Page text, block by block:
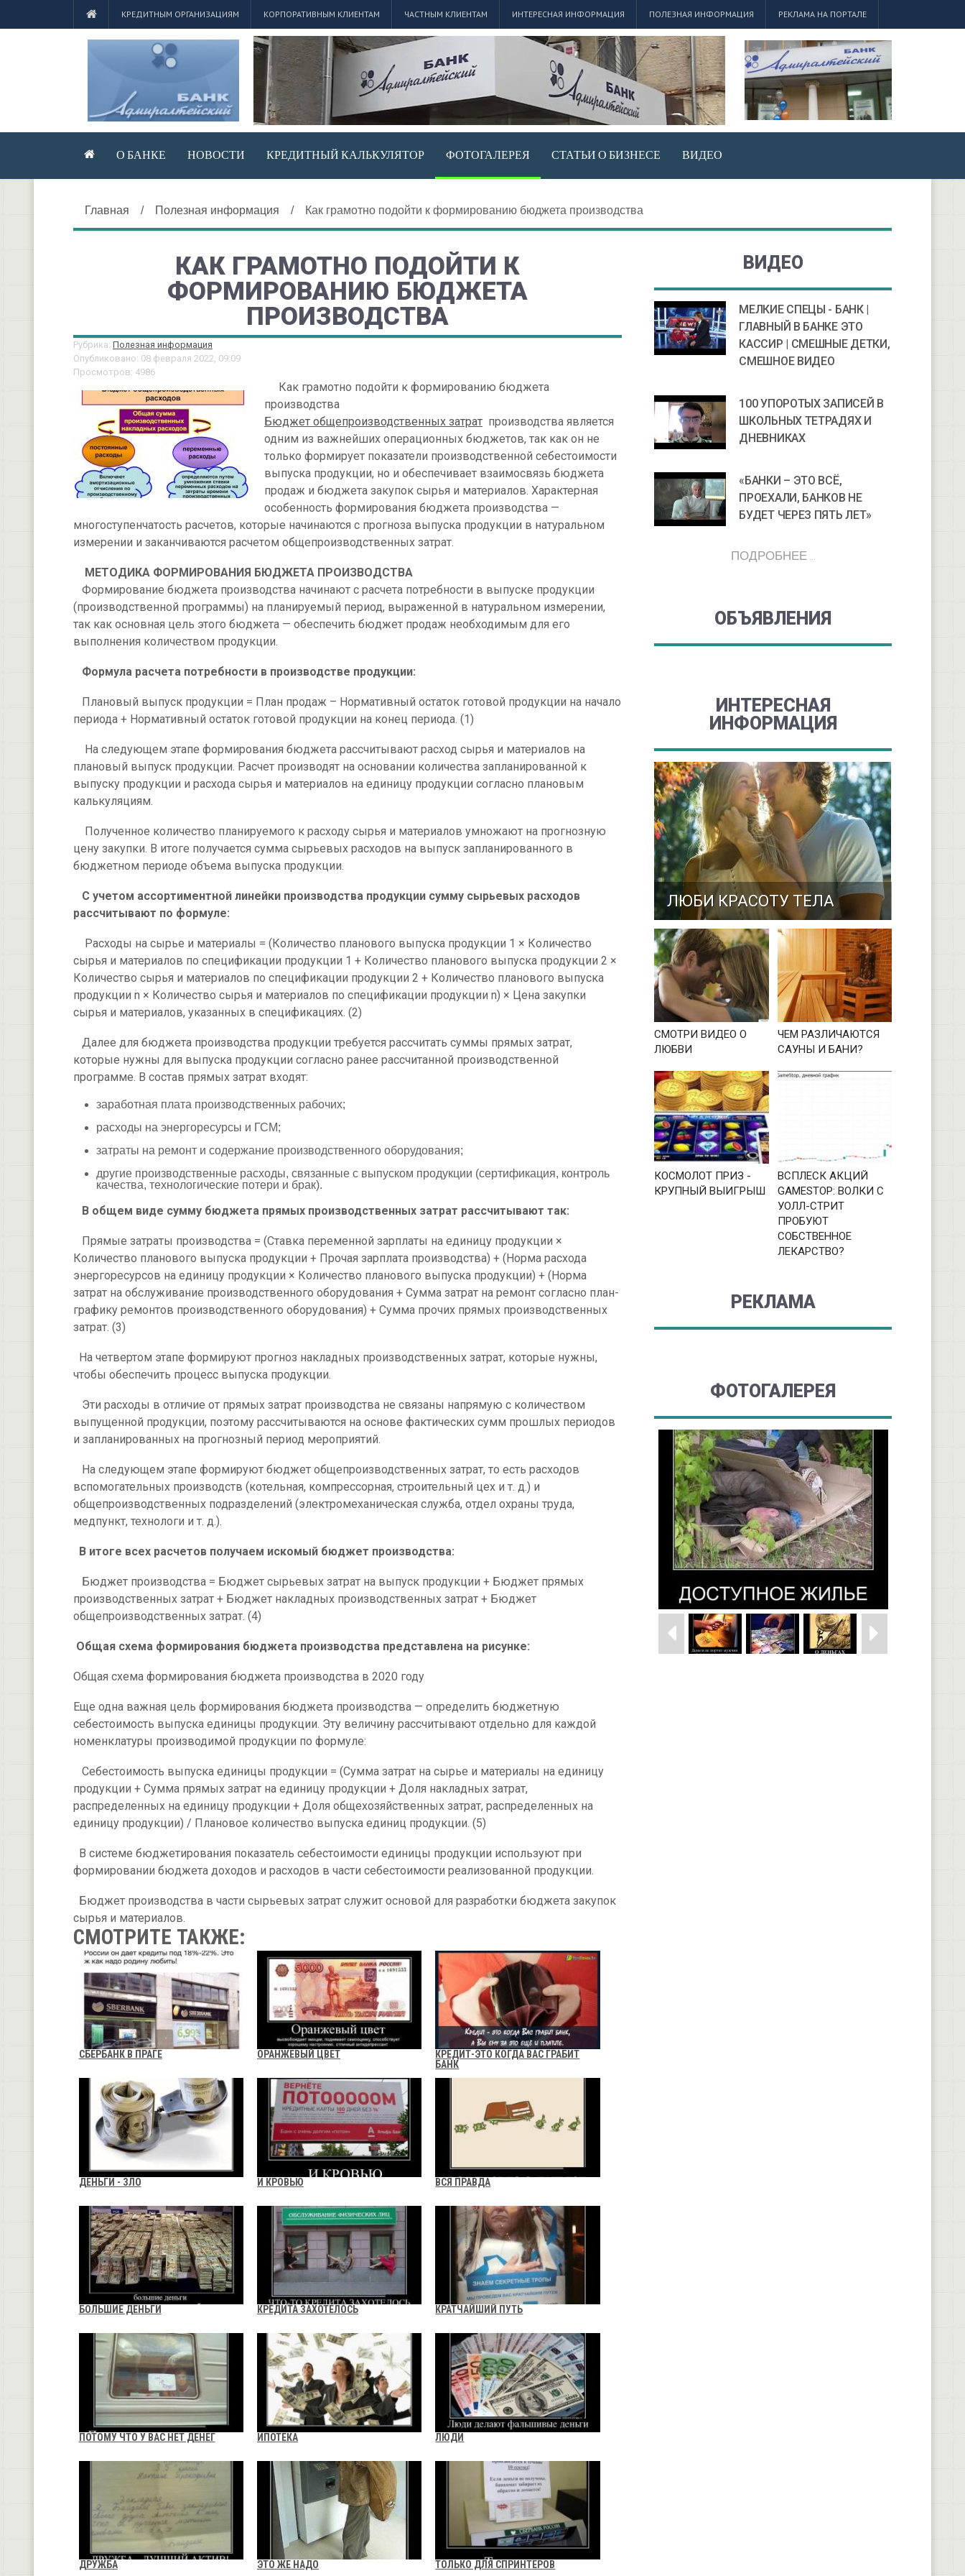
КРЕДИТНЫМ ОРГАНИЗАЦИЯМ КОРПОРАТИВНЫМ КЛИЕНТАМ ЧАСТНЫМ КЛИЕНТАМ ИНТЕРЕСНАЯ ИНФОРМАЦИЯ ПОЛЕЗНАЯ ИНФОРМАЦИЯ РЕКЛАМА НА ПОРТАЛЕ
О БАНКЕ НОВОСТИ КРЕДИТНЫЙ КАЛЬКУЛЯТОР ФОТОГАЛЕРЕЯ СТАТЬИ О БИЗНЕСЕ ВИДЕО
Главная / Полезная информация / Как грамотно подойти к формированию бюджета производства
КАК ГРАМОТНО ПОДОЙТИ К
ФОРМИРОВАНИЮ БЮДЖЕТА
ПРОИЗВОДСТВА
Рубрика: Полезная информация
Опубликовано: 08 февраля 2022, 09:09
Просмотров: 4986
Как грамотно подойти к формированию бюджета
производства
Бюджет общепроизводственных затрат производства является
одним из важнейших операционных бюджетов, так как он не
только формирует показатели производственной себестоимости
выпуска продукции, но и обеспечивает взаимосвязь бюджета
продаж и бюджета закупок сырья и материалов. Характерная
особенность формирования бюджета производства —
многоступенчатость расчетов, которые начинаются с прогноза выпуска продукции в натуральном
измерении и заканчиваются расчетом общепроизводственных затрат.
МЕТОДИКА ФОРМИРОВАНИЯ БЮДЖЕТА ПРОИЗВОДСТВА
Формирование бюджета производства начинают с расчета потребности в выпуске продукции
(производственной программы) на планируемый период, выраженной в натуральном измерении,
так как основная цель этого бюджета — обеспечить бюджет продаж необходимым для его
выполнения количеством продукции.
Формула расчета потребности в производстве продукции:
Плановый выпуск продукции = План продаж – Нормативный остаток готовой продукции на начало
периода + Нормативный остаток готовой продукции на конец периода. (1)
На следующем этапе формирования бюджета рассчитывают расход сырья и материалов на
плановый выпуск продукции. Расчет производят на основании количества запланированной к
выпуску продукции и расхода сырья и материалов на единицу продукции согласно плановым
калькуляциям.
Полученное количество планируемого к расходу сырья и материалов умножают на прогнозную
цену закупки. В итоге получается сумма сырьевых расходов на выпуск запланированного в
бюджетном периоде объема выпуска продукции.
С учетом ассортиментной линейки производства продукции сумму сырьевых расходов
рассчитывают по формуле:
Расходы на сырье и материалы = (Количество планового выпуска продукции 1 × Количество
сырья и материалов по спецификации продукции 1 + Количество планового выпуска продукции 2 ×
Количество сырья и материалов по спецификации продукции 2 + Количество планового выпуска
продукции n × Количество сырья и материалов по спецификации продукции n) × Цена закупки
сырья и материалов, указанных в спецификациях. (2)
Далее для бюджета производства продукции требуется рассчитать суммы прямых затрат,
которые нужны для выпуска продукции согласно ранее рассчитанной производственной
программе. В состав прямых затрат входят:
заработная плата производственных рабочих;
расходы на энергоресурсы и ГСМ;
затраты на ремонт и содержание производственного оборудования;
другие производственные расходы, связанные с выпуском продукции (сертификация, контроль
качества, технологические потери и брак).
В общем виде сумму бюджета прямых производственных затрат рассчитывают так:
Прямые затраты производства = (Ставка переменной зарплаты на единицу продукции ×
Количество планового выпуска продукции + Прочая зарплата производства) + (Норма расхода
энергоресурсов на единицу продукции × Количество планового выпуска продукции) + (Норма
затрат на обслуживание производственного оборудования + Сумма затрат на ремонт согласно план-
графику ремонтов производственного оборудования) + Сумма прочих прямых производственных
затрат. (3)
На четвертом этапе формируют прогноз накладных производственных затрат, которые нужны,
чтобы обеспечить процесс выпуска продукции.
Эти расходы в отличие от прямых затрат производства не связаны напрямую с количеством
выпущенной продукции, поэтому рассчитываются на основе фактических сумм прошлых периодов
и запланированных на прогнозный период мероприятий.
На следующем этапе формируют бюджет общепроизводственных затрат, то есть расходов
вспомогательных производств (котельная, компрессорная, строительный цех и т. д.) и
общепроизводственных подразделений (электромеханическая служба, отдел охраны труда,
медпункт, технологи и т. д.).
В итоге всех расчетов получаем искомый бюджет производства:
Бюджет производства = Бюджет сырьевых затрат на выпуск продукции + Бюджет прямых
производственных затрат + Бюджет накладных производственных затрат + Бюджет
общепроизводственных затрат. (4)
Общая схема формирования бюджета производства представлена на рисунке:
Общая схема формирования бюджета производства в 2020 году
Еще одна важная цель формирования бюджета производства — определить бюджетную
себестоимость выпуска единицы продукции. Эту величину рассчитывают отдельно для каждой
номенклатуры производимой продукции по формуле:
Себестоимость выпуска единицы продукции = (Сумма затрат на сырье и материалы на единицу
продукции + Сумма прямых затрат на единицу продукции + Доля накладных затрат,
распределенных на единицу продукции + Доля общехозяйственных затрат, распределенных на
единицу продукции) / Плановое количество выпуска единиц продукции. (5)
В системе бюджетирования показатель себестоимости единицы продукции используют при
формировании бюджета доходов и расходов в части себестоимости реализованной продукции.
Бюджет производства в части сырьевых затрат служит основой для разработки бюджета закупок
сырья и материалов.
СМОТРИТЕ ТАКЖЕ:
СБЕРБАНК В ПРАГЕ ОРАНЖЕВЫЙ ЦВЕТ
КРЕДИТ-ЭТО КОГДА ВАС ГРАБИТ
БАНК
ДЕНЬГИ - ЗЛО И КРОВЬЮ ВСЯ ПРАВДА
БОЛЬШИЕ ДЕНЬГИ КРЕДИТА ЗАХОТЕЛОСЬ КРАТЧАЙШИЙ ПУТЬ
ПОТОМУ ЧТО У ВАС НЕТ ДЕНЕГ ИПОТЕКА ЛЮДИ
ДРУЖБА ЭТО ЖЕ НАДО ТОЛЬКО ДЛЯ СПРИНТЕРОВ
ВИДЕО
МЕЛКИЕ СПЕЦЫ - БАНК |
ГЛАВНЫЙ В БАНКЕ ЭТО
КАССИР | СМЕШНЫЕ ДЕТКИ,
СМЕШНОЕ ВИДЕО
100 УПОРОТЫХ ЗАПИСЕЙ В
ШКОЛЬНЫХ ТЕТРАДЯХ И
ДНЕВНИКАХ
«БАНКИ – ЭТО ВСЁ,
ПРОЕХАЛИ, БАНКОВ НЕ
БУДЕТ ЧЕРЕЗ ПЯТЬ ЛЕТ»
ПОДРОБНЕЕ ...
ОБЪЯВЛЕНИЯ
ИНТЕРЕСНАЯ
ИНФОРМАЦИЯ
ЛЮБИ КРАСОТУ ТЕЛА
СМОТРИ ВИДЕО О
ЛЮБВИ
ЧЕМ РАЗЛИЧАЮТСЯ
САУНЫ И БАНИ?
КОСМОЛОТ ПРИЗ -
КРУПНЫЙ ВЫИГРЫШ
ВСПЛЕСК АКЦИЙ
GAMESTOP: ВОЛКИ С
УОЛЛ-СТРИТ
ПРОБУЮТ
СОБСТВЕННОЕ
ЛЕКАРСТВО?
РЕКЛАМА
ФОТОГАЛЕРЕЯ